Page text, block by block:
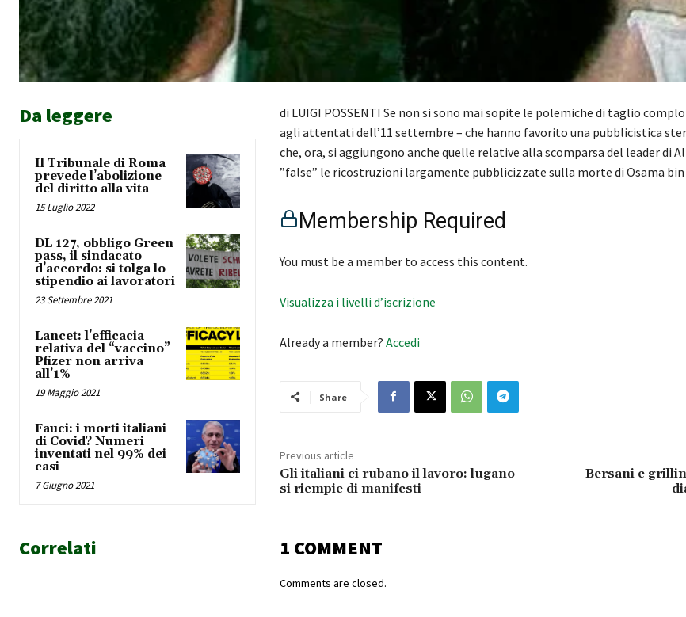
Da leggere
Il Tribunale di Roma
prevede l’abolizione
del diritto alla vita
15 Luglio 2022
DL 127, obbligo Green
pass, il sindacato
d’accordo: si tolga lo
stipendio ai lavoratori
23 Settembre 2021
Lancet: l’efficacia
relativa del “vaccino”
Pfizer non arriva
all’1%
19 Maggio 2021
Fauci: i morti italiani
di Covid? Numeri
inventati nel 99% dei
casi
7 Giugno 2021
di LUIGI POSSENTI Se non si sono mai sopite le polemiche di taglio
agli attentati dell’11 settembre – che hanno favorito una pubblicistica
che, ora, si aggiungono anche quelle relative alla scomparsa del leader di Al
”false” le ricostruzioni largamente pubblicizzate sulla morte di Osama
Membership Required
You must be a member to access this content.
Visualizza i livelli d’iscrizione
Already a member? Accedi
Share
Previous article
Gli italiani ci rubano il lavoro: lugano
si riempie di manifesti
Bersani e
Correlati 1 COMMENT
Comments are closed.